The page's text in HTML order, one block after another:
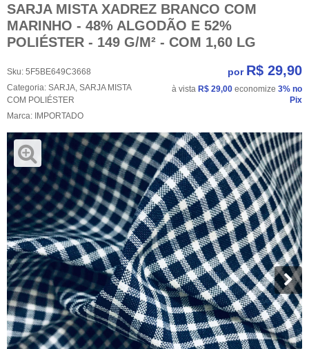
SARJA MISTA XADREZ BRANCO COM
MARINHO - 48% ALGODÃO E 52%
POLIÉSTER - 149 G/M² - COM 1,60 LG
Sku: 5F5BE649C3668
Categoria: SARJA, SARJA MISTA
COM POLIÉSTER
Marca: IMPORTADO
por R$ 29,90
à vista R$ 29,00 economize 3% no
Pix